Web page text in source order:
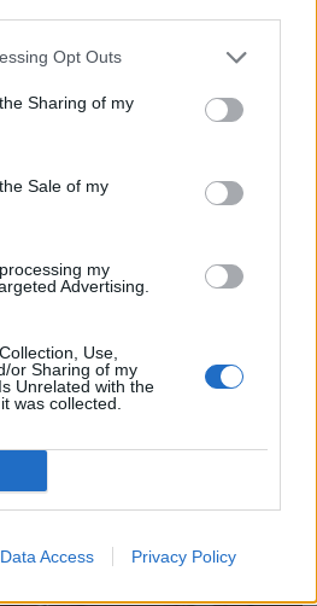
Opt Outs
Sharing of my
Sale of my
my
Advertising.
Use,
or Sharing of my
Unrelated with the
was collected.
Data Access Privacy Policy
kinoseansā maijā – franču filma